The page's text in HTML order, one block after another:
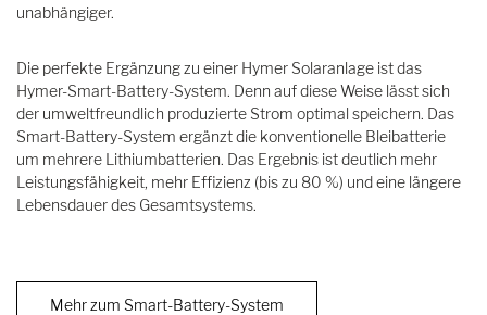
unabhängiger.
Die perfekte Ergänzung zu einer Hymer Solaranlage ist das
Hymer-Smart-Battery-System. Denn auf diese Weise lässt sich
der umweltfreundlich produzierte Strom optimal speichern. Das
Smart-Battery-System ergänzt die konventionelle Bleibatterie
um mehrere Lithiumbatterien. Das Ergebnis ist deutlich mehr
Leistungsfähigkeit, mehr Effizienz (bis zu 80 %) und eine längere
Lebensdauer des Gesamtsystems.
Mehr zum Smart-Battery-System